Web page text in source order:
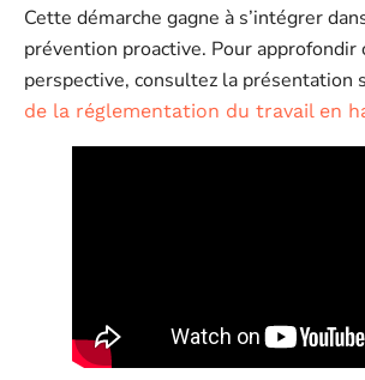
Cette démarche gagne à s’intégrer
prévention proactive. Pour approfondir
perspective, consultez la présentation
de la réglementation du travail en